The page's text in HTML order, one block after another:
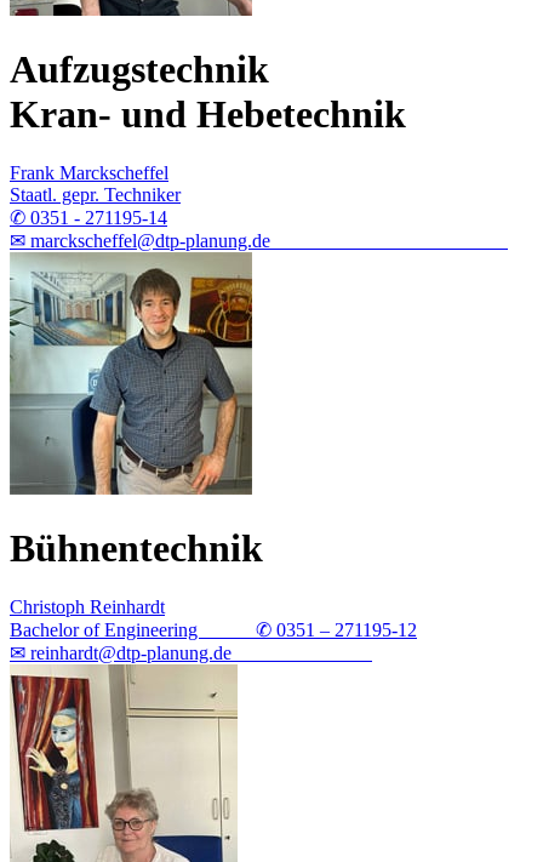
Aufzugstechnik
Kran- und Hebetechnik
Frank Marckscheffel
Staatl. gepr. Techniker
✆ 0351 - 271195-14
✉ marckscheffel@dtp-planung.de
Bühnentechnik
Christoph Reinhardt
Bachelor of Engineering ✆ 0351 – 271195-12
✉ reinhardt@dtp-planung.de